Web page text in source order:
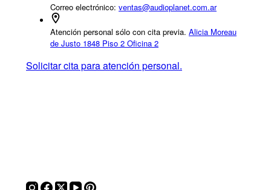
Correo electrónico: ventas@audioplanet.com.ar
Atención personal sólo con cita previa. Alicia Moreau
de Justo 1848 Piso 2 Oficina 2
Solicitar cita para atención personal.